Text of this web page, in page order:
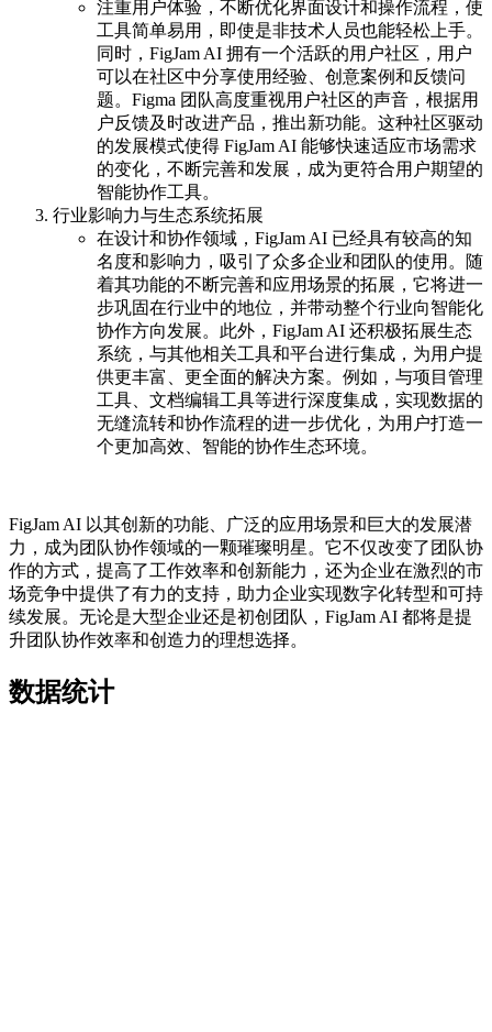
注重用户体验，不断优化界面设计和操作流程，使
工具简单易用，即使是非技术人员也能轻松上手。
同时，FigJam AI 拥有一个活跃的用户社区，用户
可以在社区中分享使用经验、创意案例和反馈问
题。Figma 团队高度重视用户社区的声音，根据用
户反馈及时改进产品，推出新功能。这种社区驱动
的发展模式使得 FigJam AI 能够快速适应市场需求
的变化，不断完善和发展，成为更符合用户期望的
智能协作工具。
行业影响力与生态系统拓展
在设计和协作领域，FigJam AI 已经具有较高的知
名度和影响力，吸引了众多企业和团队的使用。随
着其功能的不断完善和应用场景的拓展，它将进一
步巩固在行业中的地位，并带动整个行业向智能化
协作方向发展。此外，FigJam AI 还积极拓展生态
系统，与其他相关工具和平台进行集成，为用户提
供更丰富、更全面的解决方案。例如，与项目管理
工具、文档编辑工具等进行深度集成，实现数据的
无缝流转和协作流程的进一步优化，为用户打造一
个更加高效、智能的协作生态环境。
FigJam AI 以其创新的功能、广泛的应用场景和巨大的发展潜
力，成为团队协作领域的一颗璀璨明星。它不仅改变了团队协
作的方式，提高了工作效率和创新能力，还为企业在激烈的市
场竞争中提供了有力的支持，助力企业实现数字化转型和可持
续发展。无论是大型企业还是初创团队，FigJam AI 都将是提
升团队协作效率和创造力的理想选择。
数据统计